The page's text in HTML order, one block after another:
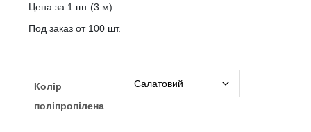
Цена за 1 шт (3 м)
Под заказ от 100 шт.
Колір
поліпропілена